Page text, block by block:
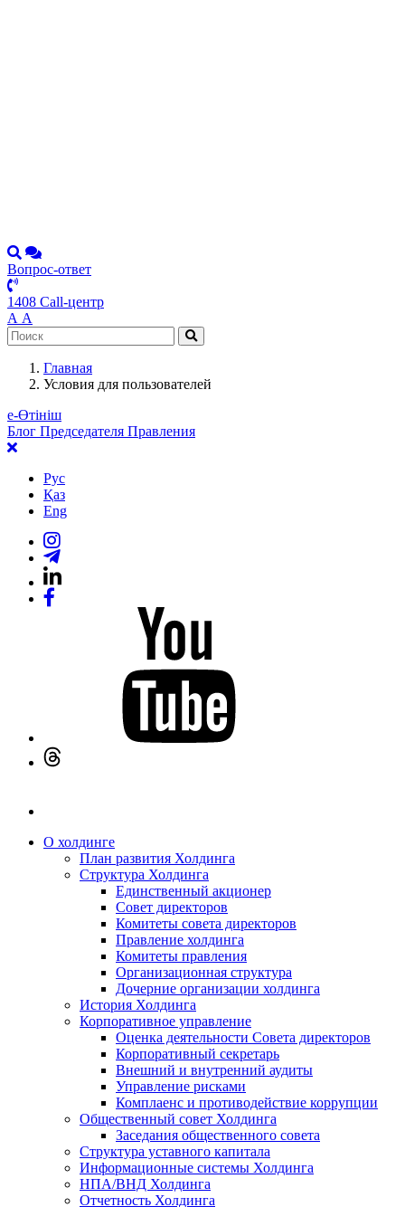
Вопрос-ответ
1408 Call-центр
А А
Главная
Условия для пользователей
е-Өтініш
Блог Председателя Правления
Рус
Қаз
Eng
О холдинге
План развития Холдинга
Структура Холдинга
Единственный акционер
Совет директоров
Комитеты совета директоров
Правление холдинга
Комитеты правления
Организационная структура
Дочерние организации холдинга
История Холдинга
Корпоративное управление
Оценка деятельности Совета директоров
Корпоративный секретарь
Внешний и внутренний аудиты
Управление рисками
Комплаенс и противодействие коррупции
Общественный совет Холдинга
Заседания общественного совета
Структура уставного капитала
Информационные системы Холдинга
НПА/ВНД Холдинга
Отчетность Холдинга